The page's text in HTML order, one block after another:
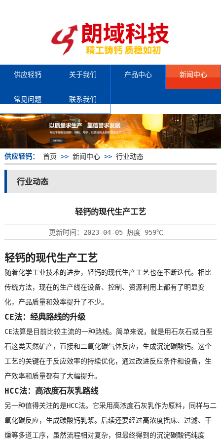
供应轻钙 关于我们 产品中心 新闻中心
常见问题 联系我们
供应轻钙： 首页 >> 新闻中心>> 行业动态
行业动态
轻钙的现代生产工艺
更新时间： 2023-04-05热度 959℃
轻钙的现代生产工艺
随着化学工业技术的进步， 轻钙的现代生产工艺也在不断迭代。相比
传统方法，现在的生产线在设备、控制、资源利用上都有了明显变
化，产品质量和效率提升了不少。
CE法：经典路线的升级
CE法算是目前比较主流的一种路线。简单来说，就是用石灰石或白垩
石这类天然矿产，直接和二氧化碳气体反应，生成沉淀碳酸钙。这个
工艺的关键在于反应效率的持续优化，通过改进反应条件和设备，生
产效率和质量都有了大幅提升。
HCC法：高浓度石灰乳路线
另一种值得关注的是HCC法。它采用高浓度石灰乳作为原料，同样与二
氧化碳反应，生成碳酸钙乳浆。后续还要经过高浓度摇床、过滤、干
燥等多道工序，虽然流程相对复杂，但最终得到的沉淀碳酸钙纯度